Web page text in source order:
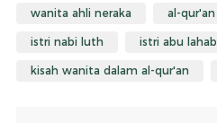
wanita ahli neraka al-qur'an
istri nabi luth istri abu lahab
kisah wanita dalam al-qur'an